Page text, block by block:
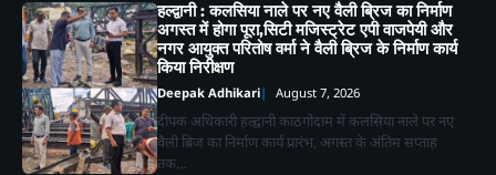
हल्द्वानी : कलसिया नाले पर नए वैली ब्रिज का निर्माण
अगस्त में होगा पूरा,सिटी मजिस्ट्रेट एपी वाजपेयी और
नगर आयुक्त परितोष वर्मा ने वैली ब्रिज के निर्माण कार्य
किया निरीक्षण
Deepak Adhikari August 7, 2026
दीपक अधिकारी हल्द्वानी काठगोदाम में कलसिया नाले पर नए
वैली ब्रिज का निर्माण कार्य प्रारंभ, अगस्त के अंतिम सप्ताह
तक…